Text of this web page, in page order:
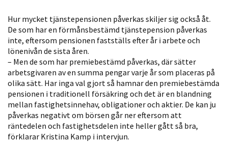
Hur mycket tjänstepensionen påverkas skiljer sig också åt.
De som har en förmånsbestämd tjänstepension påverkas
inte, eftersom pensionen fastställs efter år i arbete och
lönenivån de sista åren.
– Men de som har premiebestämd påverkas, där sätter
arbetsgivaren av en summa pengar varje år som placeras på
olika sätt. Har inga val gjort så hamnar den premiebestämda
pensionen i traditionell försäkring och det är en blandning
mellan fastighetsinnehav, obligationer och aktier. De kan ju
påverkas negativt om börsen går ner eftersom att
räntedelen och fastighetsdelen inte heller gått så bra,
förklarar Kristina Kamp i intervjun.
surfar ökar du
chansen att få se
personligt
anpassat innehåll
och erbjudanden.